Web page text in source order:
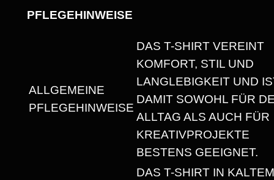
S
S
C
PFLEGEHINWEISE
ALLGEMEINE
PFLEGEHINWEISE
DAS T-SHIRT VEREINT
KOMFORT, STIL UND
LANGLEBIGKEIT UND
DAMIT SOWOHL FÜR
ALLTAG ALS AUCH FÜR
KREATIVPROJEKTE
BESTENS GEEIGNET.
DAS T-SHIRT IN KALTEM